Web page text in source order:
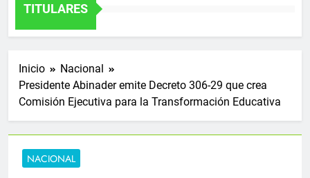
TITULARES
Inicio
Nacional
Presidente Abinader emite Decreto 306-29 que crea
Comisión Ejecutiva para la Transformación Educativa
NACIONAL